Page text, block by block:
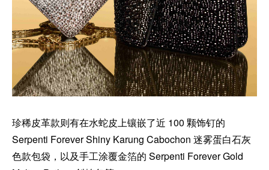
珍稀皮革款则有在水蛇皮上镶嵌了近 100 颗饰钉的
Serpenti Forever Shiny Karung Cabochon 迷雾蛋白石灰
色款包袋，以及手工涂覆金箔的 Serpenti Forever Gold